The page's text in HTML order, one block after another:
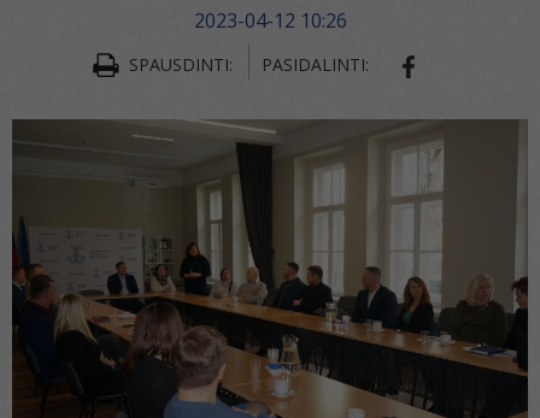
2023-04-12 10:26
SPAUSDINTI: PASIDALINTI: